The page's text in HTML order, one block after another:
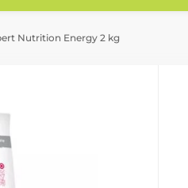
Nutrition Energy 2 kg